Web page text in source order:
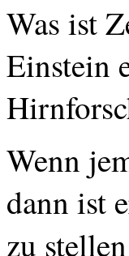
Was ist
Einstein
Wenn
dann ist
zu